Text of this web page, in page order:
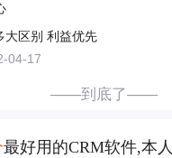
大区别 利益优先
04-17
——到底了——
最好用的CRM软件,本人